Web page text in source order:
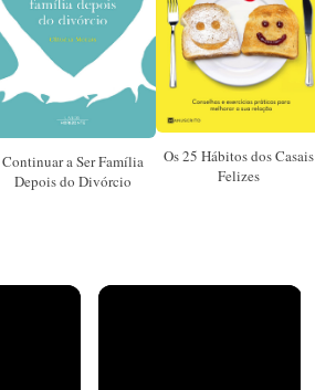
Continuar a Ser Família
Depois do Divórcio
Os 25 Hábitos dos Casais
Felizes